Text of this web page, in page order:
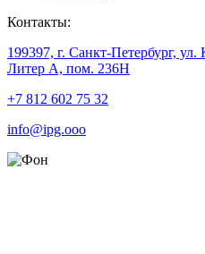
Контакты:
199397, г. Санкт-Петербург, ул.
Литер А, пом. 236Н
+7 812 602 75 32
info@ipg.ooo